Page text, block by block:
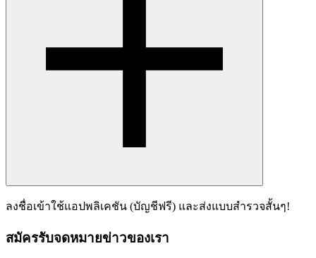
ลงชื่อเข้าใช้แอปพลิเคชัน (บัญชีฟรี) และส่งแบบสำรวจสั้นๆ!
สมัครรับจดหมายข่าวของเรา